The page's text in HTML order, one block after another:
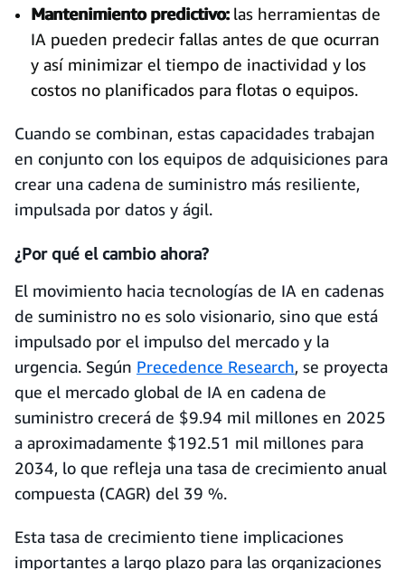
Mantenimiento predictivo:las herramientas de
IA pueden predecir fallas antes de que ocurran
y así minimizar el tiempo de inactividad y los
costos no planificados para flotas o equipos.
Cuando se combinan, estas capacidades trabajan
en conjunto con los equipos de adquisiciones para
crear una cadena de suministro más resiliente,
impulsada por datos y ágil.
¿Por qué el cambio ahora?
El movimiento hacia tecnologías de IA en cadenas
de suministro no es solo visionario, sino que está
impulsado por el impulso del mercado y la
urgencia. Según Precedence Research, se proyecta
que el mercado global de IA en cadena de
suministro crecerá de $9.94 mil millones en 2025
a aproximadamente $192.51 mil millones para
2034, lo que refleja una tasa de crecimiento anual
compuesta (CAGR) del 39 %.
Esta tasa de crecimiento tiene implicaciones
importantes a largo plazo para las organizaciones